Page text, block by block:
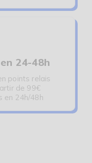
mesurer votre
chaque test afin
d'infection.
ou une
de santé.
24-48h
points relais
de 99€
en 24h/48h